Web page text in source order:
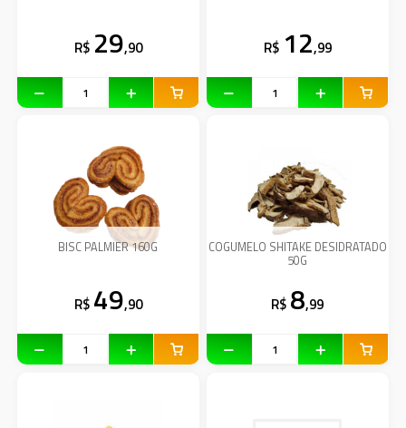
R$ 29,90 R$ 12,99
BISC PALMIER 160G
R$ 49,90
COGUMELO SHITAKE DESIDRATADO
50G
R$ 8,99